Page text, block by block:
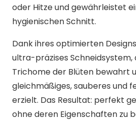
oder Hitze und gewährleistet
hygienischen Schnitt.
Dank ihres optimierten
ultra-präzises Schneidsystem,
Trichome der Blüten bewahrt
gleichmäßiges, sauberes und
erzielt. Das Resultat: perfekt
ohne deren Eigenschaften zu